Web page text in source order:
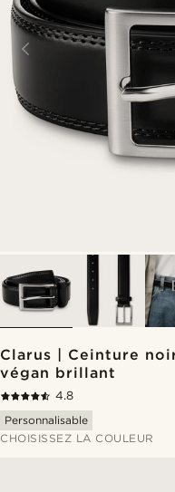
Clarus | Ceinture
végan brillant
4.8
Personnalisable
CHOISISSEZ LA COULEUR